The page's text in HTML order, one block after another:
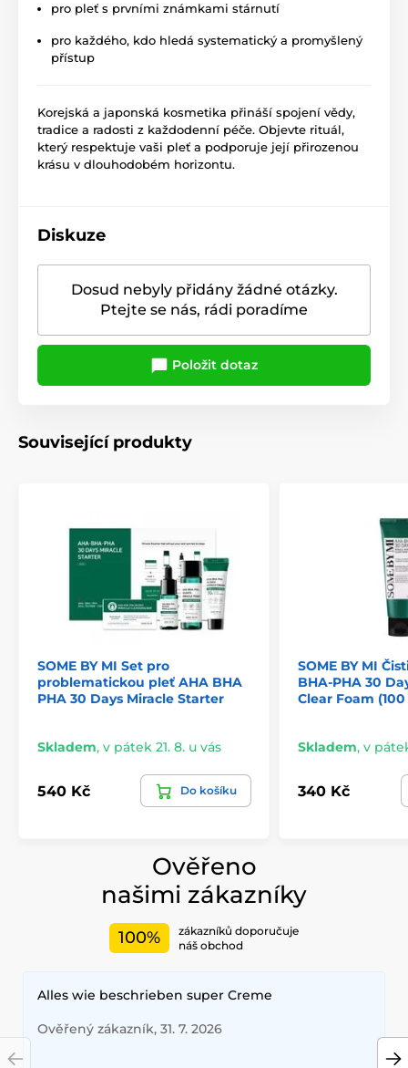
pro pleť s prvními známkami stárnutí
pro každého, kdo hledá systematický a promyšlený
přístup
Korejská a japonská kosmetika přináší spojení vědy,
tradice a radosti z každodenní péče. Objevte rituál,
který respektuje vaši pleť a podporuje její přirozenou
krásu v dlouhodobém horizontu.
Diskuze
Dosud nebyly přidány žádné otázky.
Ptejte se nás, rádi poradíme
Položit dotaz
Související produkty
SOME BY MI Set pro
problematickou pleť AHA BHA
PHA 30 Days Miracle Starter
Skladem, v pátek 21. 8. u vás
540 Kč Do košíku
SOME BY MI
BHA-PHA 30
Clear Foam
Skladem, v
340 Kč
Ověřeno
našimi zákazníky
100%
zákazníků doporučuje
náš obchod
Alles wie beschrieben super Creme
Ověřený zákazník, 31. 7. 2026